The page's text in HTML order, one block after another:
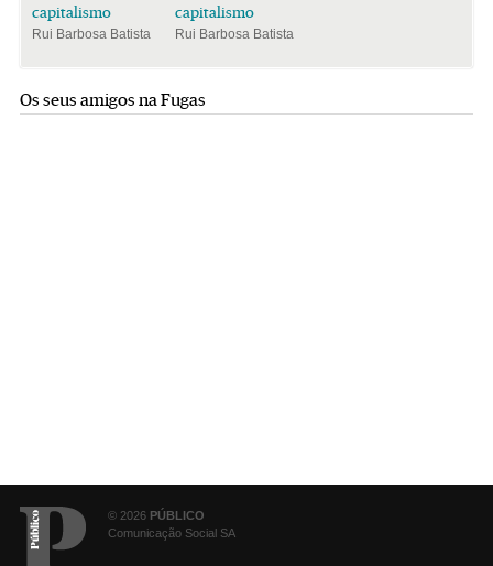
capitalismo
Rui Barbosa Batista
capitalismo
Rui Barbosa Batista
Os seus amigos na Fugas
© 2026 PÚBLICO
Comunicação Social SA